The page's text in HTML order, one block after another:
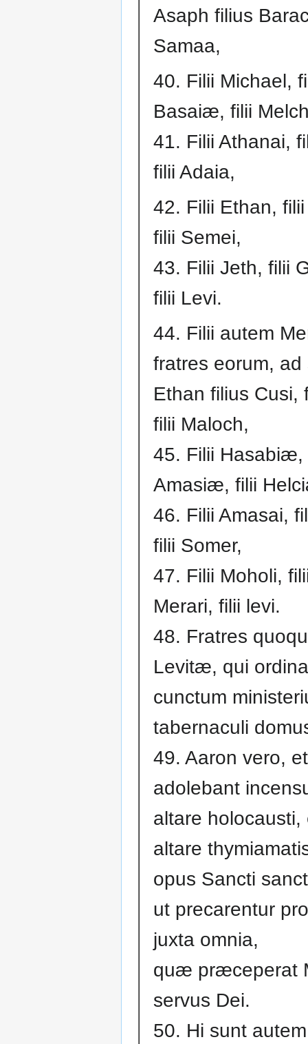
Asaph filius
Samaa,
40. Filii Michael,
Basaiæ, filii
41. Filii Athanai,
filii Adaia,
42. Filii Ethan,
filii Semei,
43. Filii Jeth, filii
filii Levi.
44. Filii autem
fratres eorum, ad
Ethan filius Cusi,
filii Maloch,
45. Filii Hasabiæ,
Amasiæ, filii
46. Filii Amasai,
filii Somer,
47. Filii Moholi,
Merari, filii levi.
48. Fratres
Levitæ, qui
cunctum
tabernaculi
49. Aaron vero,
adolebant
altare holocausti,
altare
opus Sancti
ut precarentur
juxta omnia,
quæ præceperat
servus Dei.
50. Hi sunt